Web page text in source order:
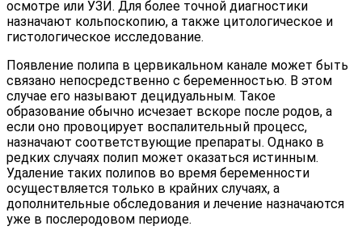
осмотре или УЗИ. Для более точной диагностики
назначают кольпоскопию, а также цитологическое и
гистологическое исследование.
Появление полипа в цервикальном канале может быть
связано непосредственно с беременностью. В этом
случае его называют децидуальным. Такое
образование обычно исчезает вскоре после родов, а
если оно провоцирует воспалительный процесс,
назначают соответствующие препараты. Однако в
редких случаях полип может оказаться истинным.
Удаление таких полипов во время беременности
осуществляется только в крайних случаях, а
дополнительные обследования и лечение назначаются
уже в послеродовом периоде.